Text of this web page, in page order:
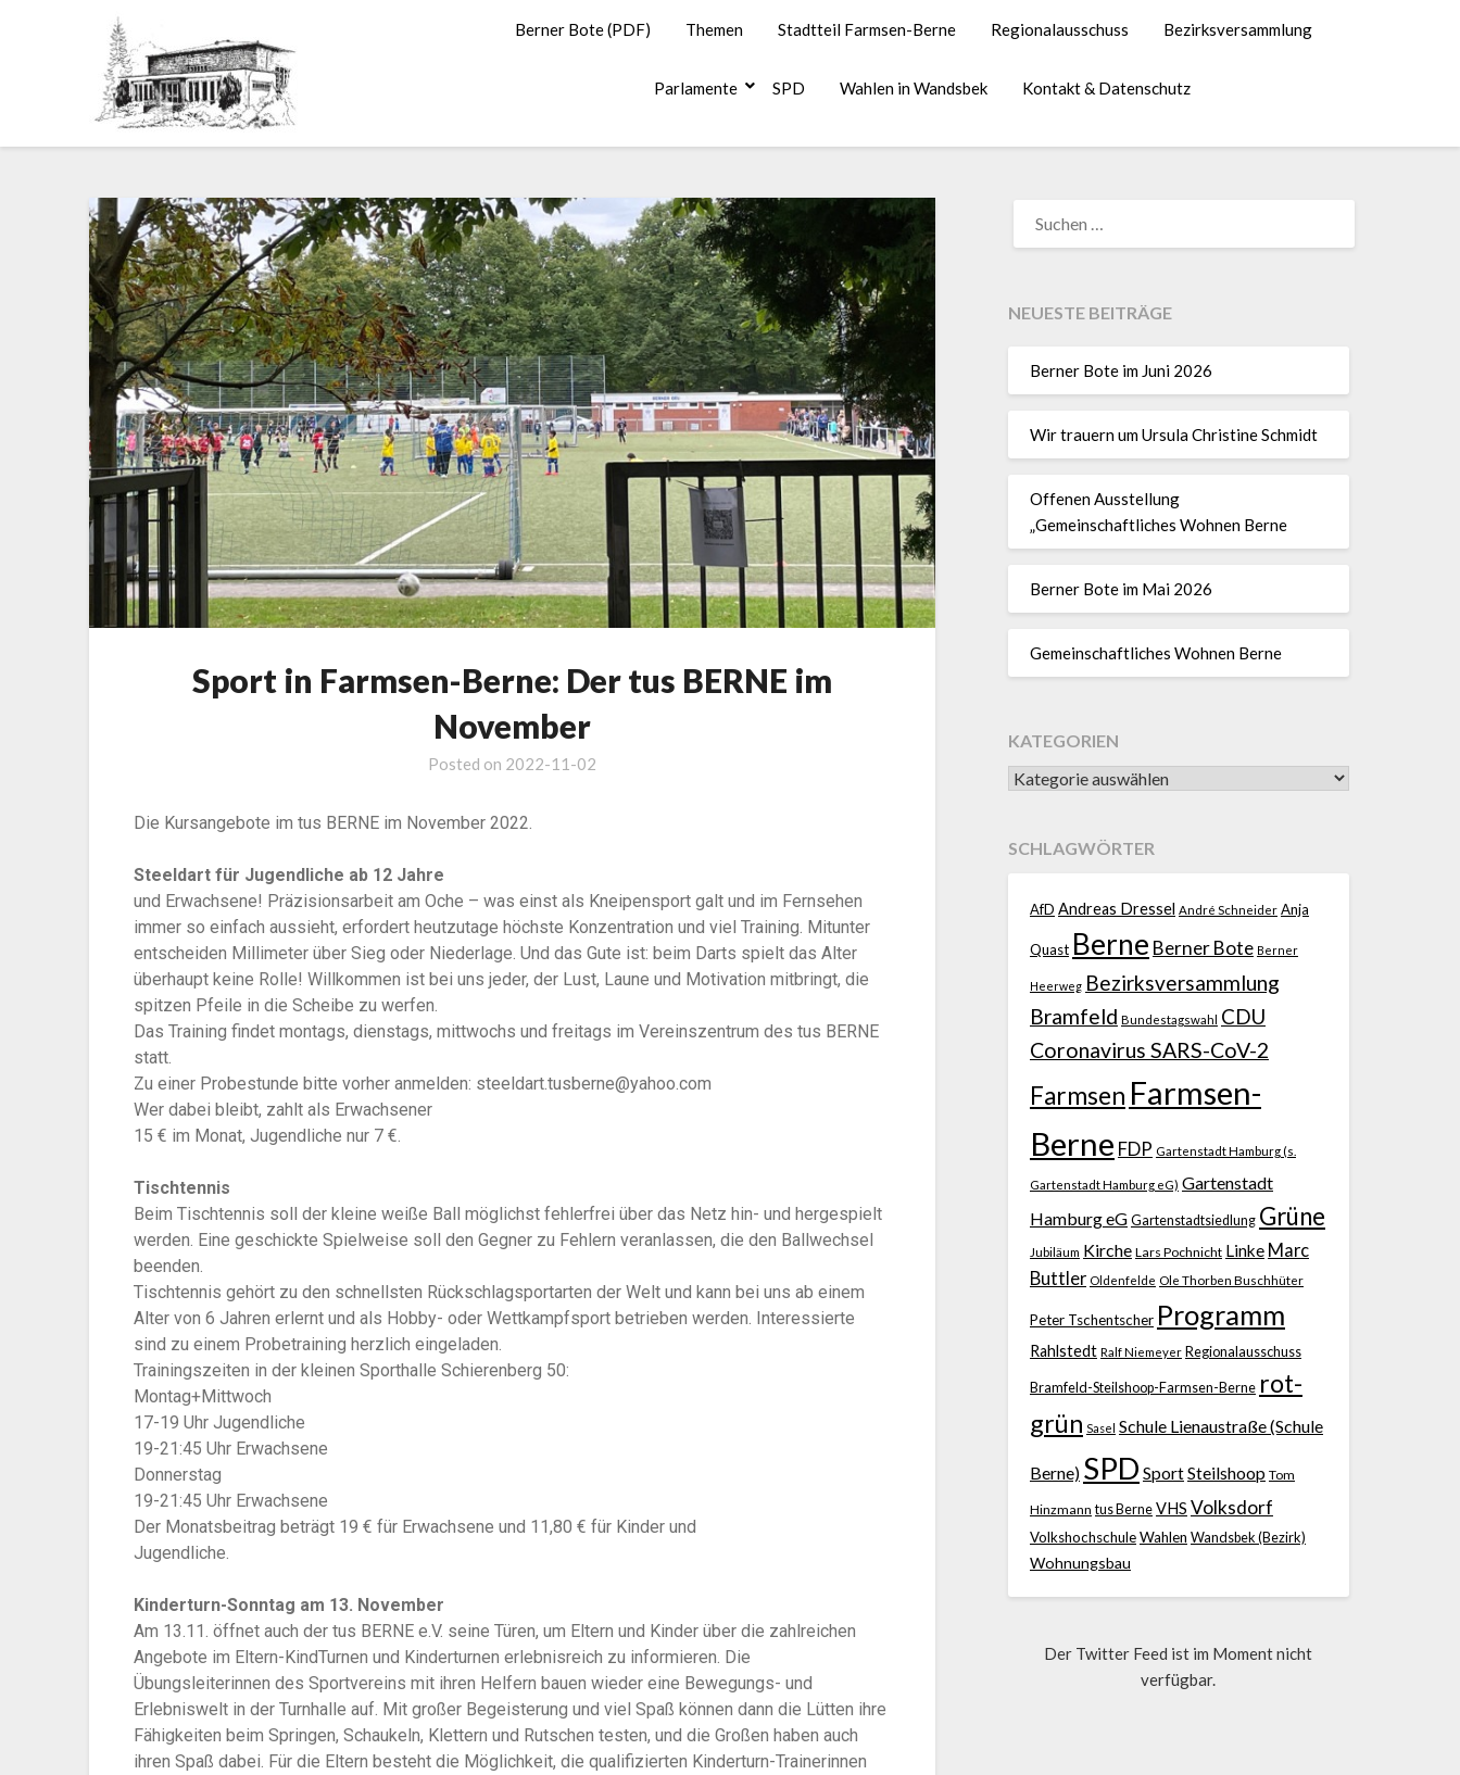
Berner Bote (PDF) Themen Stadtteil Farmsen-Berne Regionalausschuss Bezirksversammlung
Parlamente SPD Wahlen in Wandsbek Kontakt & Datenschutz
Sport in Farmsen-Berne: Der tus BERNE im
November
Posted on 2022-11-02
Die Kursangebote im tus BERNE im November 2022.
Steeldart für Jugendliche ab 12 Jahre
und Erwachsene! Präzisionsarbeit am Oche – was einst als Kneipensport galt und im Fernsehen
immer so einfach aussieht, erfordert heutzutage höchste Konzentration und viel Training. Mitunter
entscheiden Millimeter über Sieg oder Niederlage. Und das Gute ist: beim Darts spielt das Alter
überhaupt keine Rolle! Willkommen ist bei uns jeder, der Lust, Laune und Motivation mitbringt, die
spitzen Pfeile in die Scheibe zu werfen.
Das Training findet montags, dienstags, mittwochs und freitags im Vereinszentrum des tus BERNE
statt.
Zu einer Probestunde bitte vorher anmelden: steeldart.tusberne@yahoo.com
Wer dabei bleibt, zahlt als Erwachsener
15 € im Monat, Jugendliche nur 7 €.
Tischtennis
Beim Tischtennis soll der kleine weiße Ball möglichst fehlerfrei über das Netz hin- und hergespielt
werden. Eine geschickte Spielweise soll den Gegner zu Fehlern veranlassen, die den Ballwechsel
beenden.
Tischtennis gehört zu den schnellsten Rückschlagsportarten der Welt und kann bei uns ab einem
Alter von 6 Jahren erlernt und als Hobby- oder Wettkampfsport betrieben werden. Interessierte
sind zu einem Probetraining herzlich eingeladen.
Trainingszeiten in der kleinen Sporthalle Schierenberg 50:
Montag+Mittwoch
17-19 Uhr Jugendliche
19-21:45 Uhr Erwachsene
Donnerstag
19-21:45 Uhr Erwachsene
Der Monatsbeitrag beträgt 19 € für Erwachsene und 11,80 € für Kinder und
Jugendliche.
Kinderturn-Sonntag am 13. November
Am 13.11. öffnet auch der tus BERNE e.V. seine Türen, um Eltern und Kinder über die zahlreichen
Angebote im Eltern-KindTurnen und Kinderturnen erlebnisreich zu informieren. Die
Übungsleiterinnen des Sportvereins mit ihren Helfern bauen wieder eine Bewegungs- und
Erlebniswelt in der Turnhalle auf. Mit großer Begeisterung und viel Spaß können dann die Lütten ihre
Fähigkeiten beim Springen, Schaukeln, Klettern und Rutschen testen, und die Großen haben auch
ihren Spaß dabei. Für die Eltern besteht die Möglichkeit, die qualifizierten Kinderturn-Trainerinnen
NEUESTE BEITRÄGE
Berner Bote im Juni 2026
Wir trauern um Ursula Christine Schmidt
Offenen Ausstellung
„Gemeinschaftliches Wohnen Berne
Berner Bote im Mai 2026
Gemeinschaftliches Wohnen Berne
KATEGORIEN
SCHLAGWÖRTER
AfD Andreas Dressel André Schneider Anja
Quast Berne Berner Bote Berner
Heerweg Bezirksversammlung
Bramfeld Bundestagswahl CDU
Coronavirus SARS-CoV-2
Farmsen Farmsen-
Berne FDP Gartenstadt Hamburg (s.
Gartenstadt Hamburg eG) Gartenstadt
Hamburg eG Gartenstadtsiedlung Grüne
Jubiläum Kirche Lars Pochnicht Linke Marc
Buttler Oldenfelde Ole Thorben Buschhüter
Peter Tschentscher Programm
Rahlstedt Ralf Niemeyer Regionalausschuss
Bramfeld-Steilshoop-Farmsen-Berne rot-
grün Sasel Schule Lienaustraße (Schule
Berne) SPD SportSteilshoop Tom
Hinzmann tus Berne VHS Volksdorf
VolkshochschuleWahlen Wandsbek (Bezirk)
Wohnungsbau
Der Twitter Feed ist im Moment nicht
verfügbar.